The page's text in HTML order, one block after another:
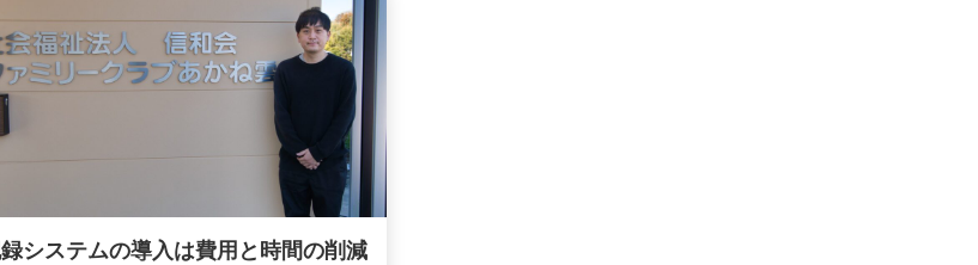
システムの導入は費用と時間の削減